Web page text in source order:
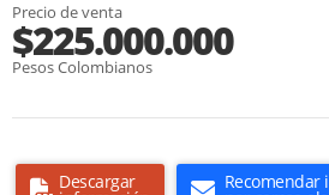
Precio de venta
$225.000.000
Pesos Colombianos
Descargar Recomendar